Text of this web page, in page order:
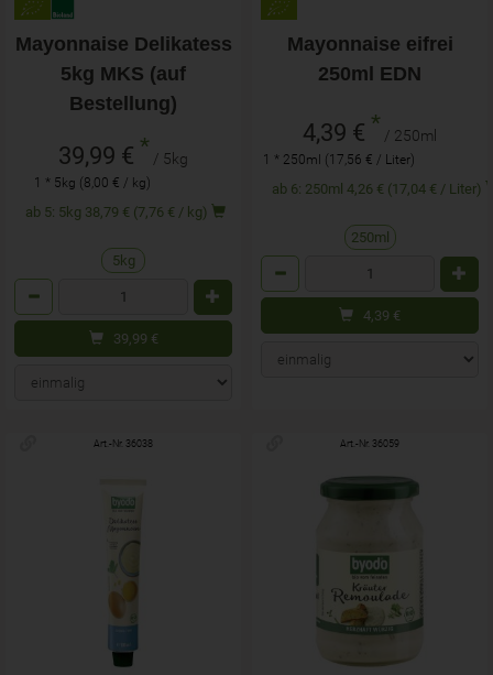
Mayonnaise Delikatess
5kg MKS (auf
Bestellung)
39,99 € * / 5kg
1 * 5kg (8,00 € / kg)
ab 5: 5kg 38,79 € (7,76 € / kg)
5kg
39,99 €
Mayonnaise eifrei
250ml EDN
4,39 € * / 250ml
1 * 250ml (17,56 € / Liter)
ab 6: 250ml 4,26 € (17,04 € / Liter)
250ml
4,39 €
Art.-Nr. 36038 Art.-Nr. 36059